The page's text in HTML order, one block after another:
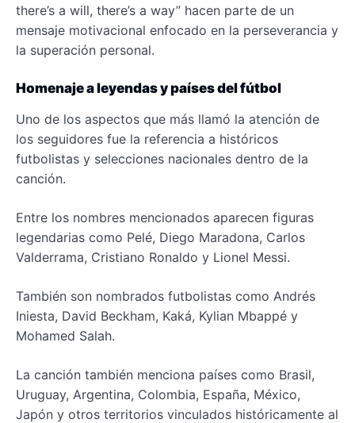
there’s a will, there’s a way” hacen parte de un
mensaje motivacional enfocado en la perseverancia y
la superación personal.
Homenaje a leyendas y países del fútbol
Uno de los aspectos que más llamó la atención de
los seguidores fue la referencia a históricos
futbolistas y selecciones nacionales dentro de la
canción.
Entre los nombres mencionados aparecen figuras
legendarias como Pelé, Diego Maradona, Carlos
Valderrama, Cristiano Ronaldo y Lionel Messi.
También son nombrados futbolistas como Andrés
Iniesta, David Beckham, Kaká, Kylian Mbappé y
Mohamed Salah.
La canción también menciona países como Brasil,
Uruguay, Argentina, Colombia, España, México,
Japón y otros territorios vinculados históricamente al